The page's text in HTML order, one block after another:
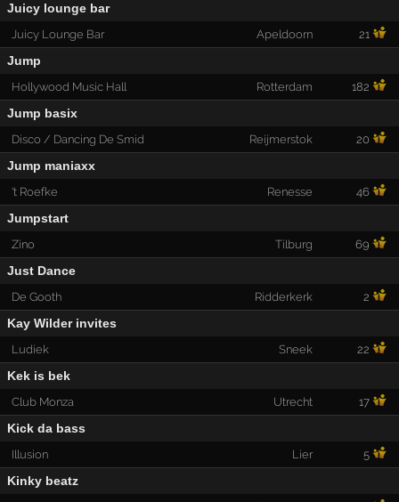
Juicy lounge bar
Juicy Lounge Bar Apeldoorn 21
Jump
Hollywood Music Hall Rotterdam 182
Jump basix
Disco / Dancing De Smid Reijmerstok 20
Jump maniaxx
't Roefke Renesse 46
Jumpstart
Zino Tilburg 69
Just Dance
De Gooth Ridderkerk 2
Kay Wilder invites
Ludiek Sneek 22
Kek is bek
Club Monza Utrecht 17
Kick da bass
Illusion Lier 5
Kinky beatz